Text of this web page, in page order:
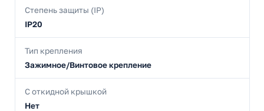
Степень защиты (IP)
IP20
Тип крепления
Зажимное/Винтовое крепление
С откидной крышкой
Нет